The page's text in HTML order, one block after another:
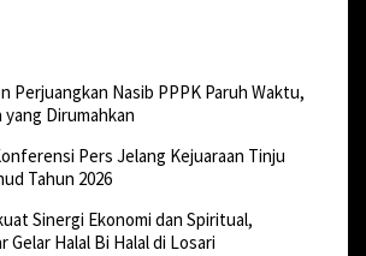
Perjuangkan Nasib PPPK Paruh Waktu,
yang Dirumahkan
Pers Jelang Kejuaraan Tinju
Tahun 2026
Sinergi Ekonomi dan Spiritual,
Gelar Halal Bi Halal di Losari